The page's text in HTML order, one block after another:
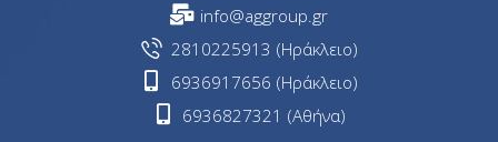
info@aggroup.gr
2810225913 (Ηράκλειο)
6936917656 (Ηράκλειο)
6936827321 (Αθήνα)